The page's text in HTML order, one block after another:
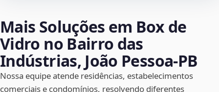
Mais Soluções em Box de
Vidro no Bairro das
Indústrias, João Pessoa‑PB
Nossa equipe atende residências, estabelecimentos
comerciais e condomínios, resolvendo diferentes